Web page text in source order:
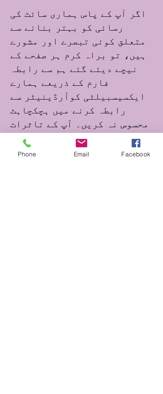
اگر آپ کے پاس ہماری سائٹ کی
رسائی کو بہتر بنانے سے
متعلق کوئی تبصرے اور مشورے
ہیں، تو براہ کرم ہر صفحے کے
نیچے دیئے گئے ہم سے رابطہ
فارم کے ذریعے ہمارے
ایکسیسبیلٹی کوآرڈینیٹر سے
رابطہ کرنے میں ہچکچاہٹ
محسوس نہ کریں۔ آپ کے تاثرات
ہمیں بہتری لانے میں مدد کریں
گے۔
Phone Email Facebook